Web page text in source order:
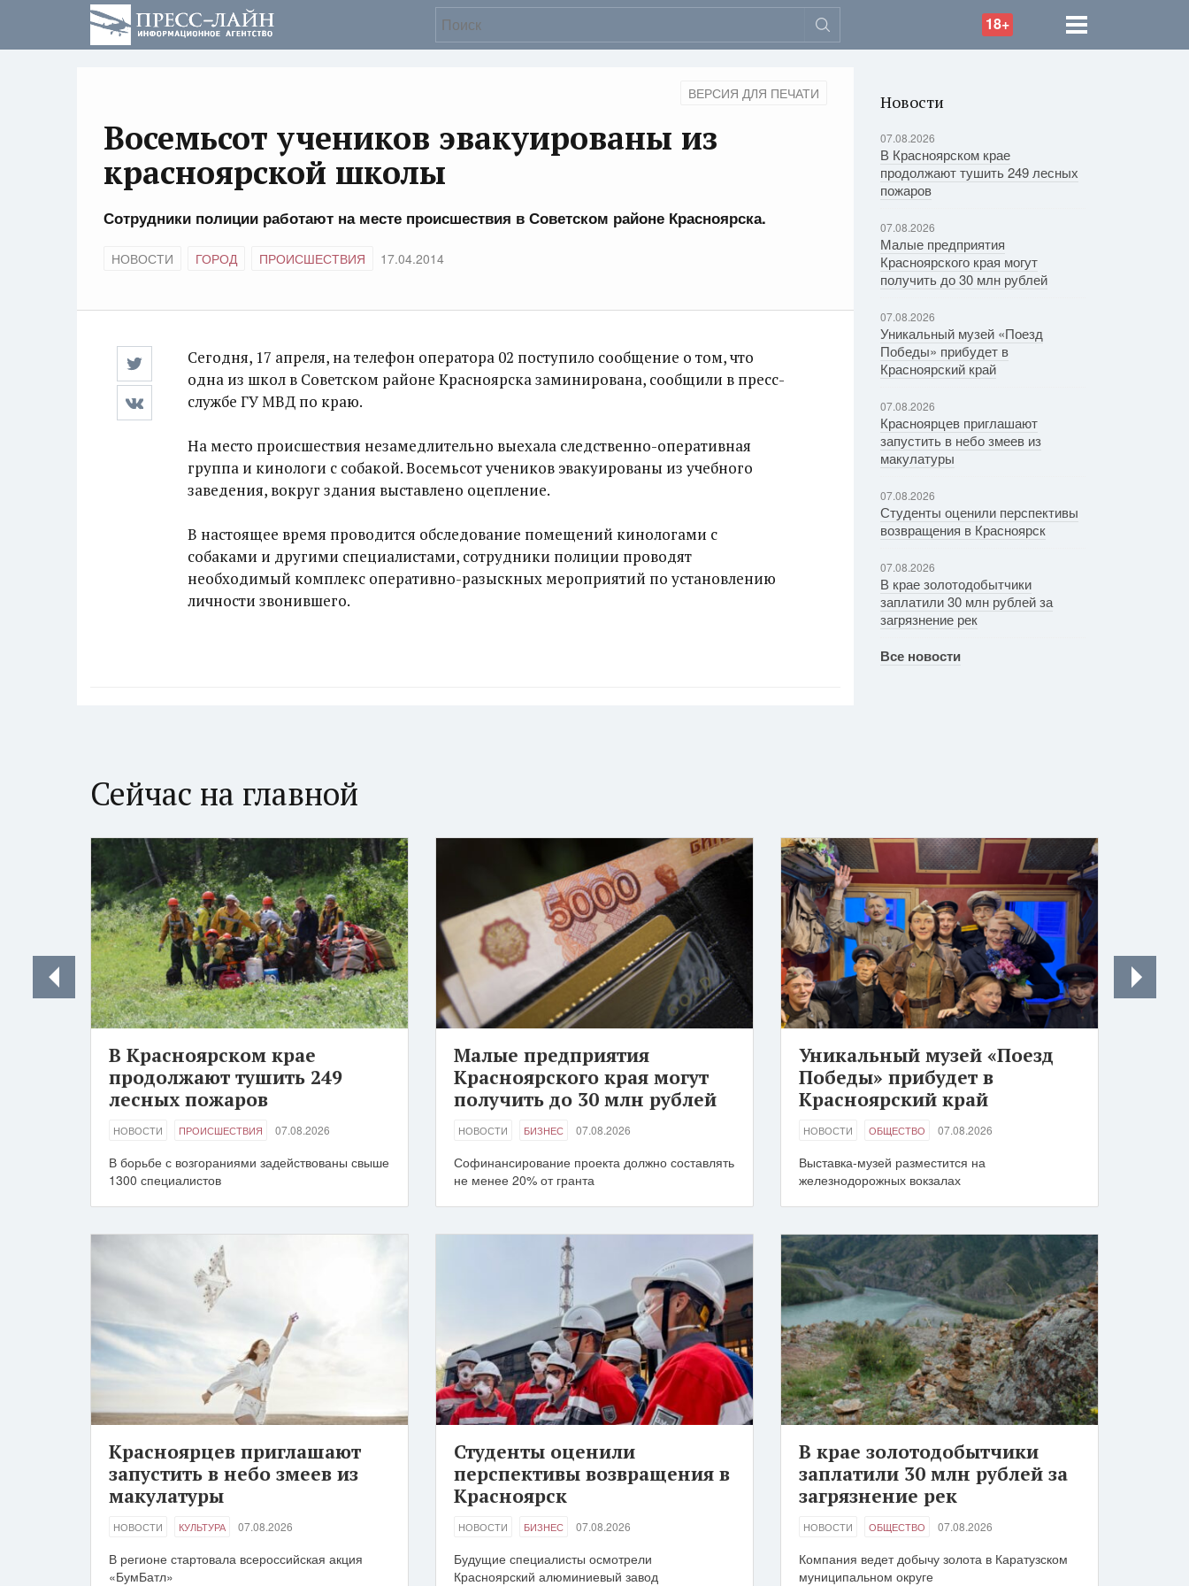
18+
ВЕРСИЯ ДЛЯ ПЕЧАТИ
Восемьсот учеников эвакуированы из
красноярской школы
Сотрудники полиции работают на месте происшествия в Советском районе Красноярска.
НОВОСТИ ГОРОД ПРОИСШЕСТВИЯ 17.04.2014
Сегодня, 17 апреля, на телефон оператора 02 поступило сообщение о том, что
одна из школ в Советском районе Красноярска заминирована, сообщили в пресс-
службе ГУ МВД по краю.
На место происшествия незамедлительно выехала следственно-оперативная
группа и кинологи с собакой. Восемьсот учеников эвакуированы из учебного
заведения, вокруг здания выставлено оцепление.
В настоящее время проводится обследование помещений кинологами с
собаками и другими специалистами, сотрудники полиции проводят
необходимый комплекс оперативно-разыскных мероприятий по установлению
личности звонившего.
Новости
07.08.2026
В Красноярском крае
продолжают тушить 249 лесных
пожаров
07.08.2026
Малые предприятия
Красноярского края могут
получить до 30 млн рублей
07.08.2026
Уникальный музей «Поезд
Победы» прибудет в
Красноярский край
07.08.2026
Красноярцев приглашают
запустить в небо змеев из
макулатуры
07.08.2026
Студенты оценили перспективы
возвращения в Красноярск
07.08.2026
В крае золотодобытчики
заплатили 30 млн рублей за
загрязнение рек
Все новости
Сейчас на главной
В Красноярском крае
продолжают тушить 249
лесных пожаров
НОВОСТИ ПРОИСШЕСТВИЯ 07.08.2026
В борьбе с возгораниями задействованы свыше
1300 специалистов
Малые предприятия
Красноярского края могут
получить до 30 млн рублей
НОВОСТИ БИЗНЕС 07.08.2026
Софинансирование проекта должно составлять
не менее 20% от гранта
Уникальный музей «Поезд
Победы» прибудет в
Красноярский край
НОВОСТИ ОБЩЕСТВО 07.08.2026
Выставка-музей разместится на
железнодорожных вокзалах
Красноярцев приглашают
запустить в небо змеев из
макулатуры
НОВОСТИ КУЛЬТУРА 07.08.2026
В регионе стартовала всероссийская акция
«БумБатл»
Студенты оценили
перспективы возвращения в
Красноярск
НОВОСТИ БИЗНЕС 07.08.2026
Будущие специалисты осмотрели
Красноярский алюминиевый завод
В крае золотодобытчики
заплатили 30 млн рублей за
загрязнение рек
НОВОСТИ ОБЩЕСТВО 07.08.2026
Компания ведет добычу золота в Каратузском
муниципальном округе